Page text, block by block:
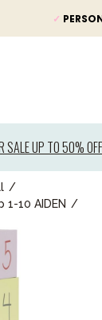
✓
SALE UP TO 50%
10 AIDEN
Bilstol
og baby
og spill
& Pappa